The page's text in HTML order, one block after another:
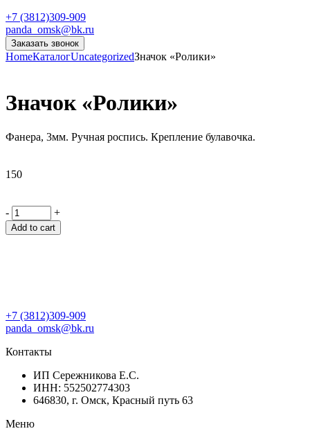
+7 (3812)309-909
panda_omsk@bk.ru
Заказать звонок
HomeКаталогUncategorizedЗначок «Ролики»
Значок «Ролики»
Фанера, 3мм. Ручная роспись. Крепление булавочка.
150
- +
Add to cart
+7 (3812)309-909
panda_omsk@bk.ru
Контакты
ИП Сережникова Е.С.
ИНН: 552502774303
646830, г. Омск, Красный путь 63
Меню